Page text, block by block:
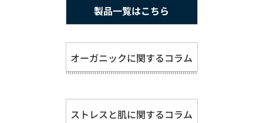
製品一覧はこちら
オーガニックに関するコラム
ストレスと肌に関するコラム